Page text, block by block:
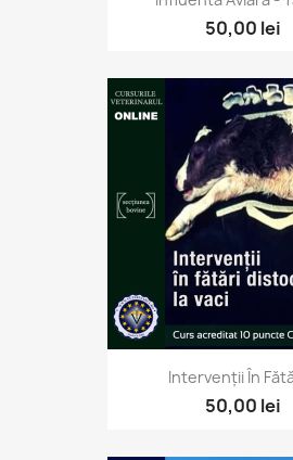
50,00 lei
Intervenții În
50,00 lei